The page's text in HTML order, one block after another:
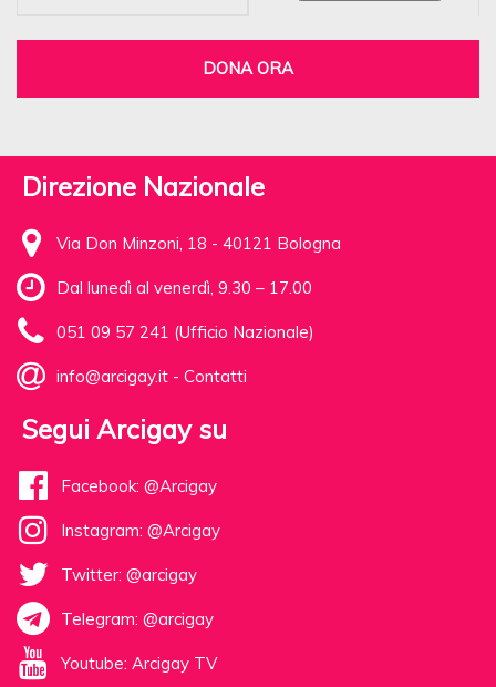
DONA ORA
Direzione Nazionale
Via Don Minzoni, 18 - 40121 Bologna
Dal lunedì al venerdì, 9.30 – 17.00
051 09 57 241 (Ufficio Nazionale)
info@arcigay.it - Contatti
Segui Arcigay su
Facebook: @Arcigay
Instagram: @Arcigay
Twitter: @arcigay
Telegram: @arcigay
Youtube: Arcigay TV